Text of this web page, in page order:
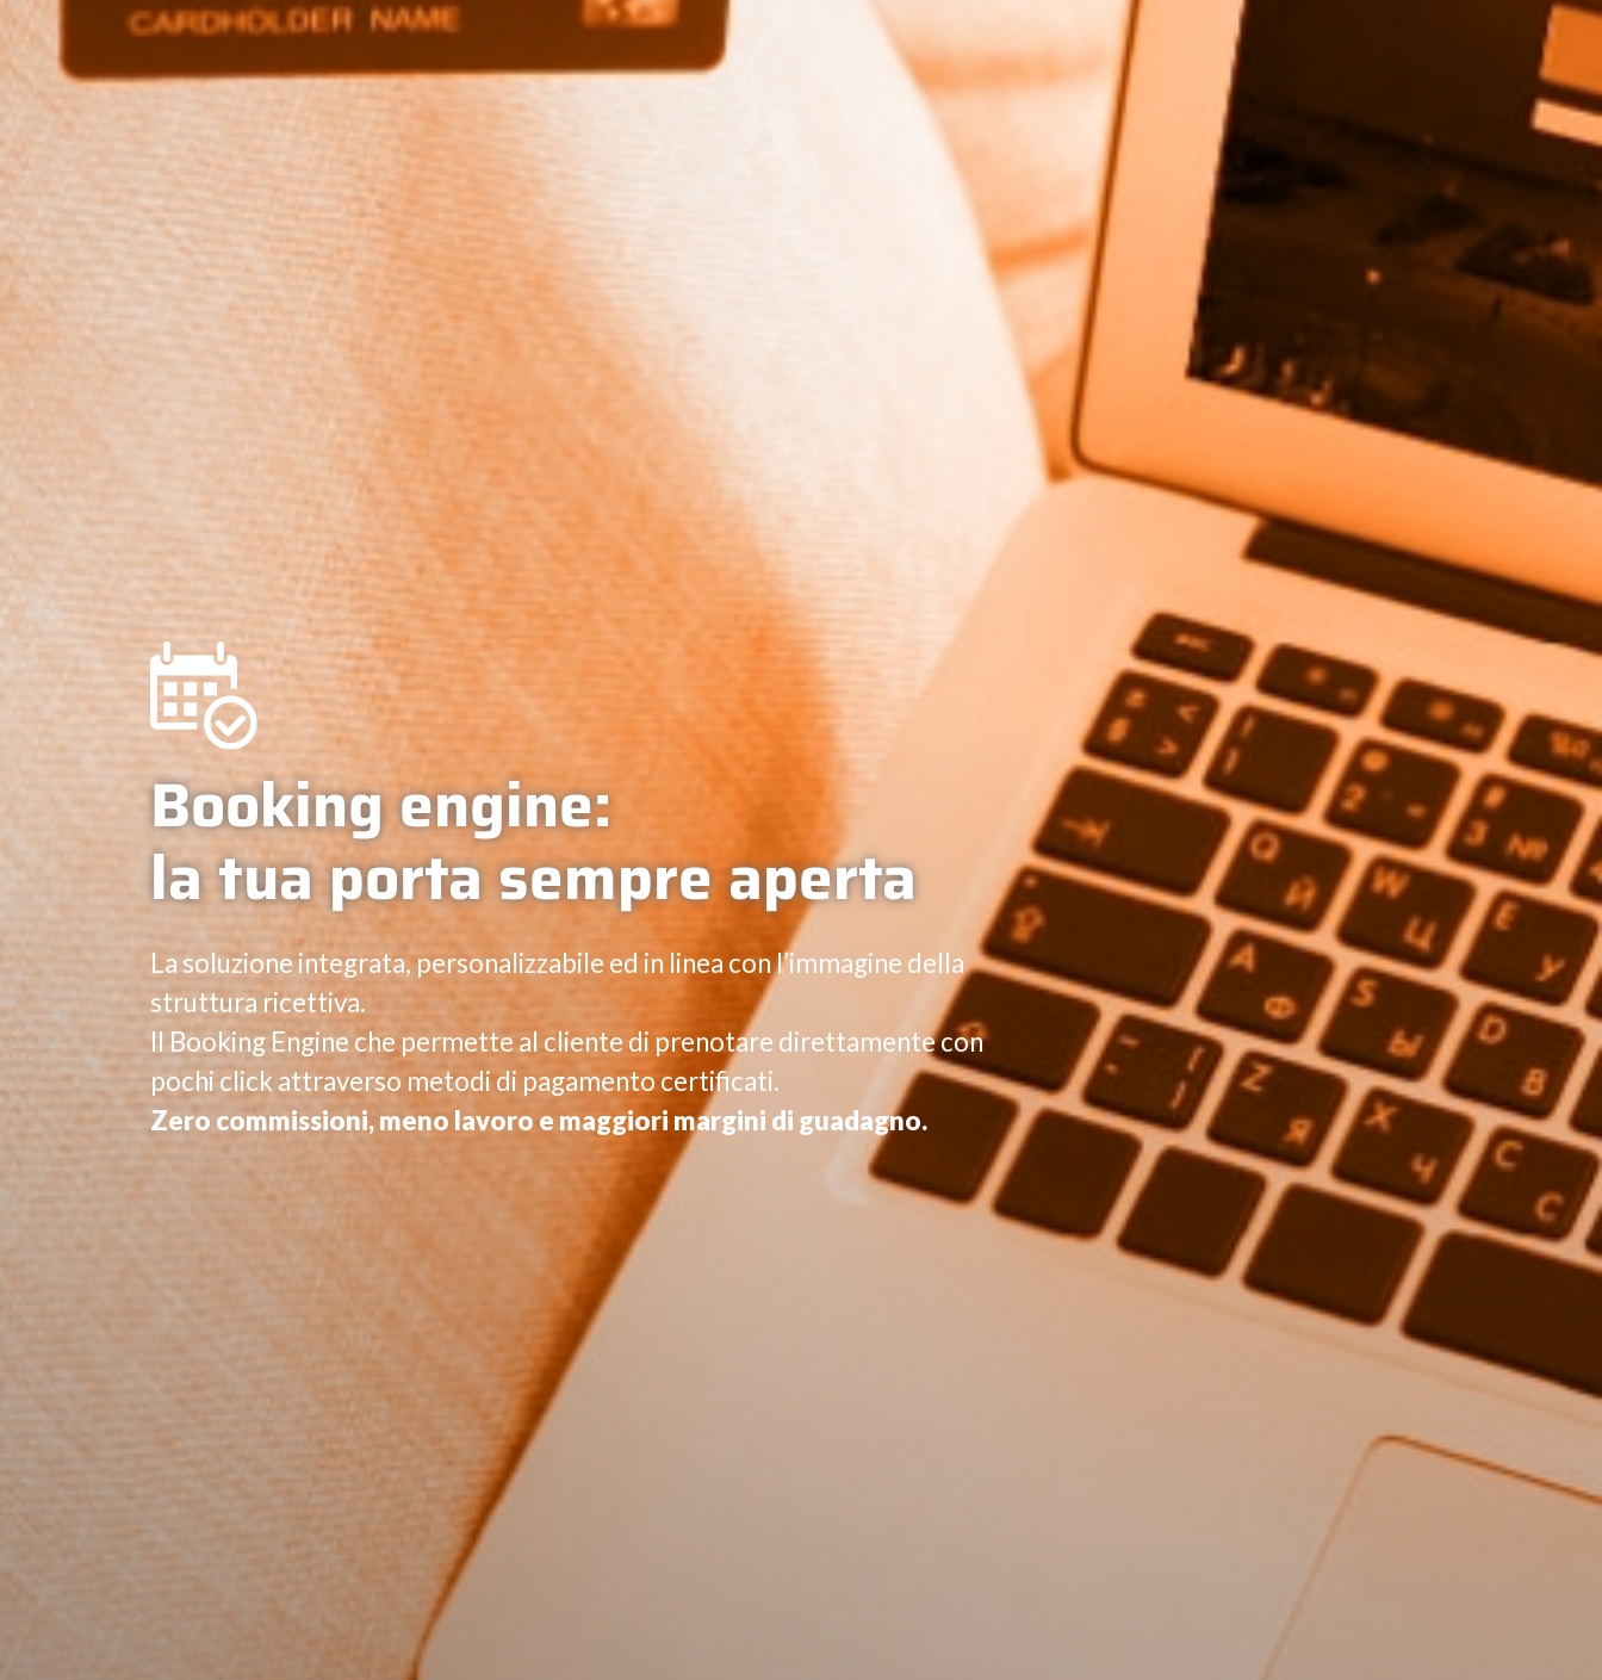
Booking engine:
la tua porta sempre aperta
La soluzione integrata, personalizzabile ed in linea con l’immagine della
struttura ricettiva.
Il Booking Engine che permette al cliente di prenotare direttamente con
pochi click attraverso metodi di pagamento certificati.
Zero commissioni, meno lavoro e maggiori margini di guadagno.